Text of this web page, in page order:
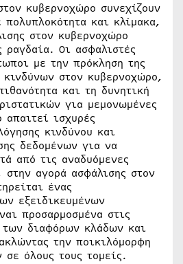
κυβερνοχώρο συνεχίζουν
πολυπλοκότητα και κλίμακα,
στον κυβερνοχώρο
ραγδαία. Οι ασφαλιστές
με την πρόκληση της
κινδύνων στον κυβερνοχώρο,
και τη δυνητική
για μεμονωμένες
απαιτεί ισχυρές
κινδύνου και
δεδομένων για να
από τις αναδυόμενες
στην αγορά ασφάλισης στον
ένας
εξειδικευμένων
προσαρμοσμένα στις
των διαφόρων κλάδων και
την ποικιλόμορφη
όλους τους τομείς.